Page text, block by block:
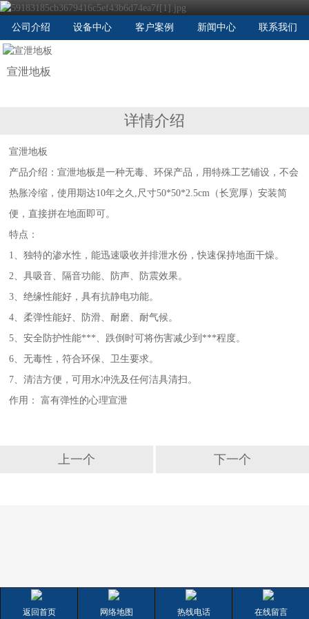
公司介绍 设备中心 客户案例 新闻中心 联系我们
宣泄地板
详情介绍
宣泄地板
产品介绍：宣泄地板是一种无毒、环保产品，用特殊工艺铺设，不会
热胀冷缩，使用期达10年之久,尺寸50*50*2.5cm（长宽厚）安装简
便，直接拼在地面即可。
特点：
1、独特的渗水性，能迅速吸收并排泄水份，快速保持地面干燥。
2、具吸音、隔音功能、防声、防震效果。
3、绝缘性能好，具有抗静电功能。
4、柔弹性能好、防滑、耐磨、耐气候。
5、安全防护性能***、跌倒时可将伤害减少到***程度。
6、无毒性，符合环保、卫生要求。
7、清洁方便，可用水冲洗及任何洁具清扫。
作用： 富有弹性的心理宣泄
上一个 下一个
返回首页 网络地图 热线电话 在线留言